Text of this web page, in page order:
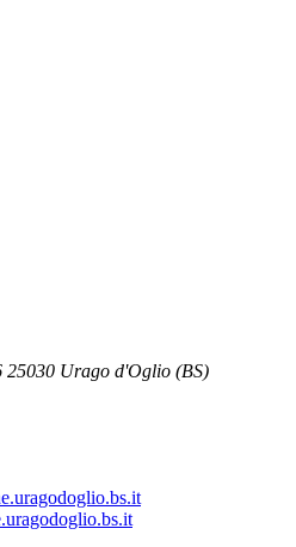
25030 Urago d'Oglio (BS)